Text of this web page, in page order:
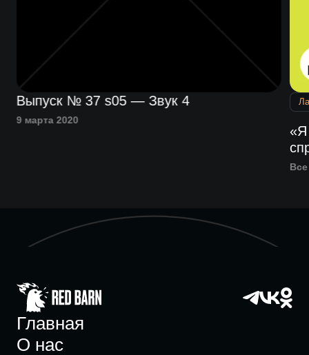
Выпуск № 37 s05 — Звук 4
9 марта 2020
«Я
Главная
О нас